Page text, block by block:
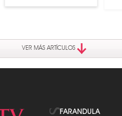
VER MÁS ARTÍCULOS
FARANDULA